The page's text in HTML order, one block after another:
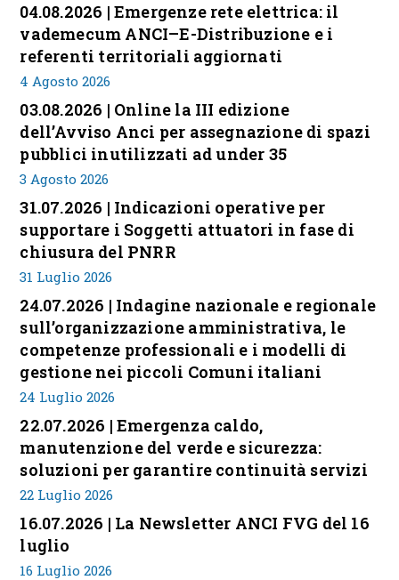
04.08.2026 | Emergenze rete elettrica: il
vademecum ANCI–E-Distribuzione e i
referenti territoriali aggiornati
4 Agosto 2026
03.08.2026 | Online la III edizione
dell’Avviso Anci per assegnazione di spazi
pubblici inutilizzati ad under 35
3 Agosto 2026
31.07.2026 | Indicazioni operative per
supportare i Soggetti attuatori in fase di
chiusura del PNRR
31 Luglio 2026
24.07.2026 | Indagine nazionale e regionale
sull’organizzazione amministrativa, le
competenze professionali e i modelli di
gestione nei piccoli Comuni italiani
24 Luglio 2026
22.07.2026 | Emergenza caldo,
manutenzione del verde e sicurezza:
soluzioni per garantire continuità servizi
22 Luglio 2026
16.07.2026 | La Newsletter ANCI FVG del 16
luglio
16 Luglio 2026